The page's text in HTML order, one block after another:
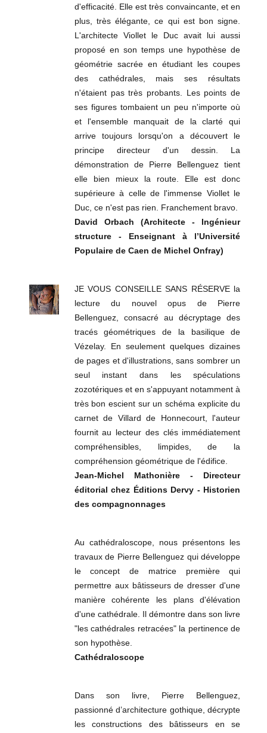
d'efficacité. Elle est très convaincante, et en
plus, très élégante, ce qui est bon signe.
L'architecte Viollet le Duc avait lui aussi
proposé en son temps une hypothèse de
géométrie sacrée en étudiant les coupes
des cathédrales, mais ses résultats
n'étaient pas très probants. Les points de
ses figures tombaient un peu n'importe où
et l'ensemble manquait de la clarté qui
arrive toujours lorsqu'on a découvert le
principe directeur d'un dessin. La
démonstration de Pierre Bellenguez tient
elle bien mieux la route. Elle est donc
supérieure à celle de l'immense Viollet le
Duc, ce n'est pas rien. Franchement bravo.
David Orbach (Architecte - Ingénieur
structure - Enseignant à l’Université
Populaire de Caen de Michel Onfray)
JE VOUS CONSEILLE SANS RÉSERVE la
lecture du nouvel opus de Pierre
Bellenguez, consacré au décryptage des
tracés géométriques de la basilique de
Vézelay. En seulement quelques dizaines
de pages et d'illustrations, sans sombrer un
seul instant dans les spéculations
zozotériques et en s'appuyant notamment à
très bon escient sur un schéma explicite du
carnet de Villard de Honnecourt, l'auteur
fournit au lecteur des clés immédiatement
compréhensibles, limpides, de la
compréhension géométrique de l'édifice.
Jean-Michel Mathonière - Directeur
éditorial chez Éditions Dervy - Historien
des compagnonnages
Au cathédraloscope, nous présentons les
travaux de Pierre Bellenguez qui développe
le concept de matrice première qui
permettre aux bâtisseurs de dresser d'une
manière cohérente les plans d'élévation
d'une cathédrale. Il démontre dans son livre
"les cathédrales retracées" la pertinence de
son hypothèse.
Cathédraloscope
Dans son livre, Pierre Bellenguez,
passionné d’architecture gothique, décrypte
les constructions des bâtisseurs en se